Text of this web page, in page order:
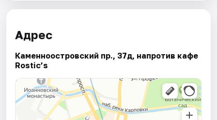
Адрес
Каменноостровский пр., 37д, напротив кафе
Rostic’s